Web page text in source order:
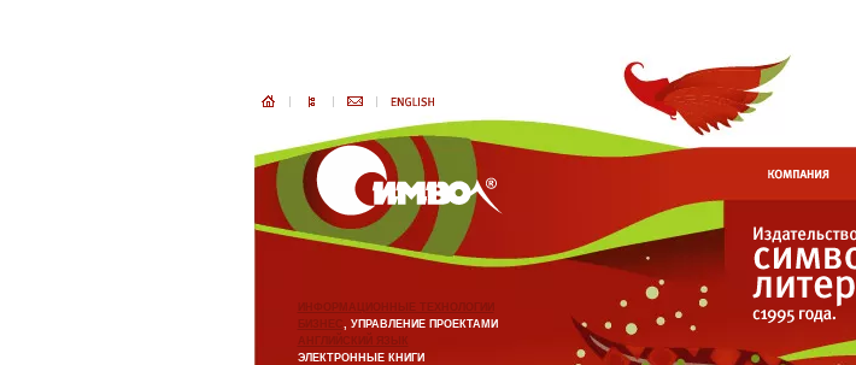
ИНФОРМАЦИОННЫЕ ТЕХНОЛОГИИ
БИЗНЕС, УПРАВЛЕНИЕ ПРОЕКТАМИ
АНГЛИЙСКИЙ ЯЗЫК
ЭЛЕКТРОННЫЕ КНИГИ